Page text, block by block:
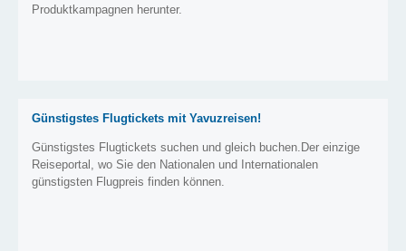
Produktkampagnen herunter.
Günstigstes Flugtickets mit Yavuzreisen!
Günstigstes Flugtickets suchen und gleich buchen.Der einzige
Reiseportal, wo Sie den Nationalen und Internationalen
günstigsten Flugpreis finden können.